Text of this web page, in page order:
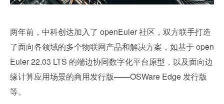
两年前，中科创达加入了 openEuler 社区，双方联手打造
了面向各领域的多个物联网产品和解决方案，如基于 open
Euler 22.03 LTS 的端边协同数字化平台原型，以及面向边
缘计算应用场景的商用发行版——OSWare Edge 发行版
等。